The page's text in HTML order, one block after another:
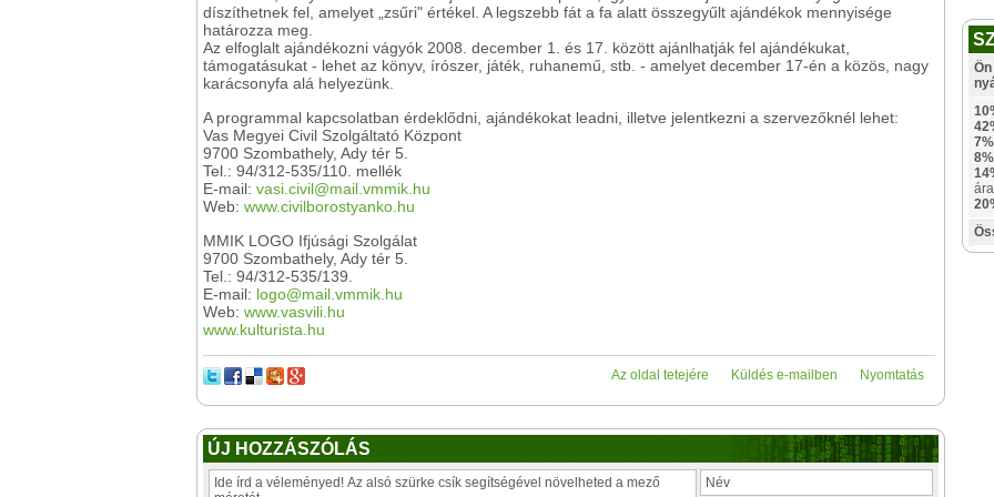
díszíthetnek fel, amelyet „zsűri" értékel. A legszebb fát a fa alatt összegyűlt ajándékok mennyisége
határozza meg.
Az elfoglalt ajándékozni vágyók 2008. december 1. és 17. között ajánlhatják fel ajándékukat,
támogatásukat - lehet az könyv, írószer, játék, ruhanemű, stb. - amelyet december 17-én a közös, nagy
karácsonyfa alá helyezünk.
A programmal kapcsolatban érdeklődni, ajándékokat leadni, illetve jelentkezni a szervezőknél lehet:
Vas Megyei Civil Szolgáltató Központ
9700 Szombathely, Ady tér 5.
Tel.: 94/312-535/110. mellék
E-mail: vasi.civil@mail.vmmik.hu
Web: www.civilborostyanko.hu
MMIK LOGO Ifjúsági Szolgálat
9700 Szombathely, Ady tér 5.
Tel.: 94/312-535/139.
E-mail: logo@mail.vmmik.hu
Web: www.vasvili.hu
www.kulturista.hu
Nyomtatás
Küldés e-mailben
Az oldal tetejére
ÚJ HOZZÁSZÓLÁS
7%
8%